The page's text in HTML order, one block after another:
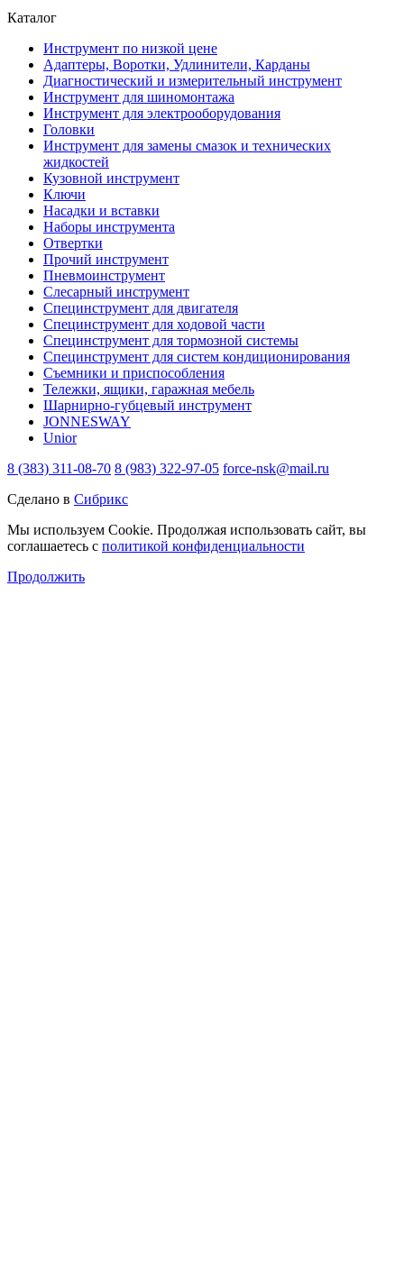
Каталог
Инструмент по низкой цене
Адаптеры, Воротки, Удлинители, Карданы
Диагностический и измерительный инструмент
Инструмент для шиномонтажа
Инструмент для электрооборудования
Головки
Инструмент для замены смазок и технических
жидкостей
Кузовной инструмент
Ключи
Насадки и вставки
Наборы инструмента
Отвертки
Прочий инструмент
Пневмоинструмент
Слесарный инструмент
Специнструмент для двигателя
Специнструмент для ходовой части
Специнструмент для тормозной системы
Специнструмент для систем кондиционирования
Съемники и приспособления
Тележки, ящики, гаражная мебель
Шарнирно-губцевый инструмент
JONNESWAY
Unior
8 (383) 311-08-70 8 (983) 322-97-05 force-nsk@mail.ru
Сделано в Сибрикс
Мы используем Cookie. Продолжая использовать сайт, вы
соглашаетесь с политикой конфиденциальности
Продолжить